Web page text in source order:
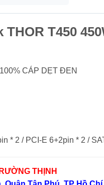
T450
CÁP DẸT ĐEN
* 2 / PCI-E 6+2pin * 2 /
THỊNH